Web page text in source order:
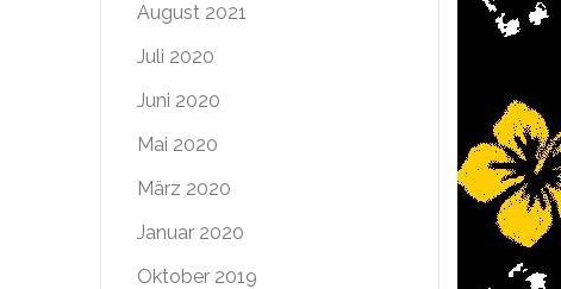
August 2021
Juli 2020
Juni 2020
Mai 2020
März 2020
Januar 2020
Oktober 2019